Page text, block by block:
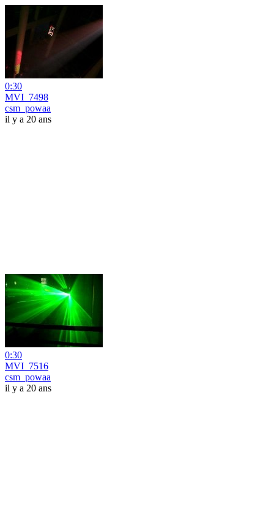
0:30
MVI_7498
csm_powaa
il y a 20 ans
0:30
MVI_7516
csm_powaa
il y a 20 ans